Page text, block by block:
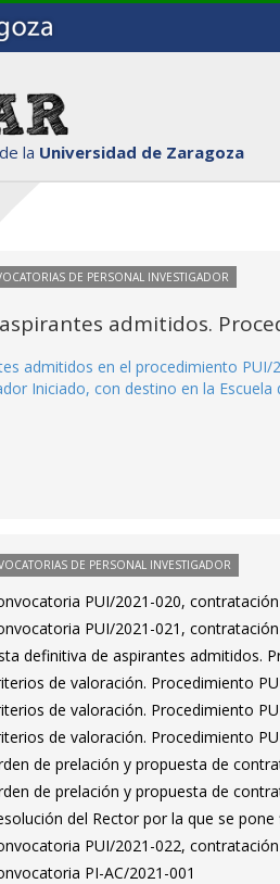
la Universidad de Zaragoza
DE PERSONAL INVESTIGADOR
admitidos.
admitidos en el procedimiento
Iniciado, con destino en la Escuela
DE PERSONAL INVESTIGADOR
PUI/2021-020,
PUI/2021-021,
definitiva de aspirantes admitidos.
de valoración. Procedimiento
de valoración. Procedimiento
de valoración. Procedimiento
de prelación y propuesta de
de prelación y propuesta de
del Rector por la que se
PUI/2021-022,
PI-AC/2021-001